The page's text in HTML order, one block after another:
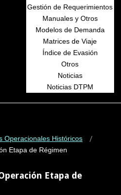
Gestión de Requerimientos
Manuales y Otros
Modelos de Demanda
Matrices de Viaje
Índice de Evasión
Otros
Noticias
Noticias DTPM
Operacionales Históricos
Etapa de Régimen
Etapa de